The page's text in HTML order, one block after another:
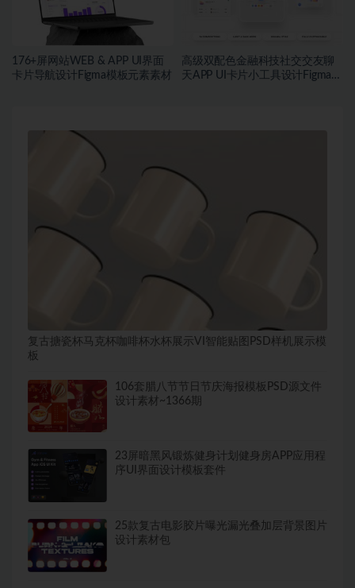
176+屏网站WEB & APP UI界面
卡片导航设计Figma模板元素素材
高级双配色金融科技社交交友聊
天APP UI卡片小工具设计Figma格
复古搪瓷杯马克杯咖啡杯水杯展示VI智能贴图PSD样机展示模
板
106套腊八节节日节庆海报模板PSD源文件
设计素材~1366期
23屏暗黑风锻炼健身计划健身房APP应用程
序UI界面设计模板套件
25款复古电影胶片曝光漏光叠加层背景图片
设计素材包